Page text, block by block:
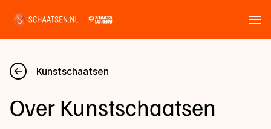
Nieuws
Kalender
Kunstschaatsen
Over Kunstschaatsen